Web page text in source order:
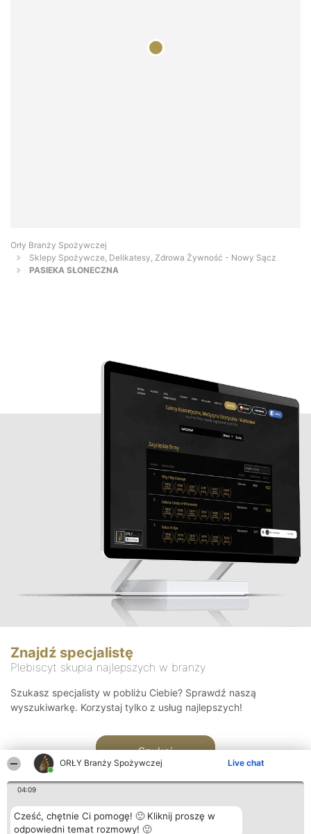
ORŁY Branży Spożywczej Live chat
04:09
Cześć, chętnie Ci pomogę! 🙂 Kliknij proszę w
odpowiedni temat rozmowy! 🙂
Orły Branży Spożywczej
Sklepy Spożywcze, Delikatesy, Zdrowa Żywność - Nowy Sącz
PASIEKA SŁONECZNA
Znajdź specjalistę
Plebiscyt skupia najlepszych w branży
Szukasz specjalisty w pobliżu Ciebie? Sprawdź naszą
wyszukiwarkę. Korzystaj tylko z usług najlepszych!
Szukaj